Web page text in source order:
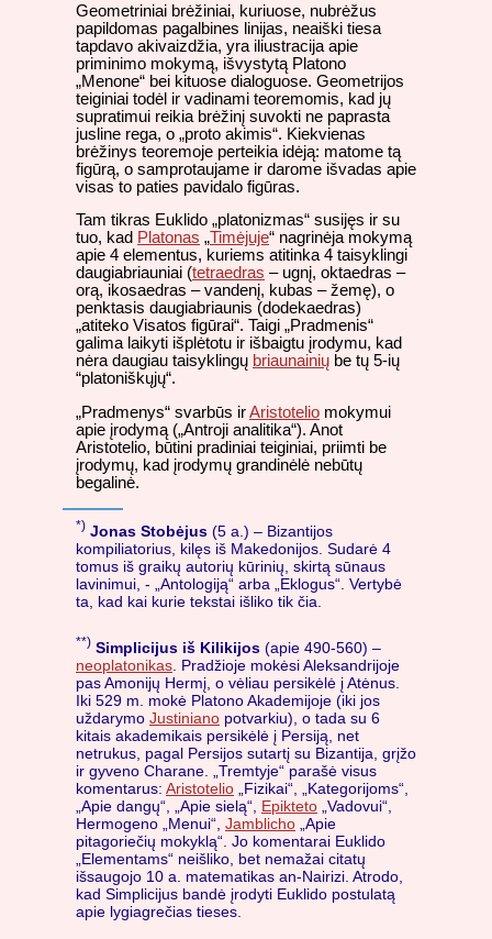
Geometriniai brėžiniai, kuriuose, nubrėžus
papildomas pagalbines linijas, neaiški tiesa
tapdavo akivaizdžia, yra iliustracija apie
priminimo mokymą, išvystytą Platono
„Menone“ bei kituose dialoguose. Geometrijos
teiginiai todėl ir vadinami teoremomis, kad jų
supratimui reikia brėžinį suvokti ne paprasta
jusline rega, o „proto akimis“. Kiekvienas
brėžinys teoremoje perteikia idėją: matome tą
figūrą, o samprotaujame ir darome išvadas apie
visas to paties pavidalo figūras.
Tam tikras Euklido „platonizmas“ susijęs ir su
tuo, kad Platonas „Timėjuje“ nagrinėja mokymą
apie 4 elementus, kuriems atitinka 4 taisyklingi
daugiabriauniai (tetraedras – ugnį, oktaedras –
orą, ikosaedras – vandenį, kubas – žemę), o
penktasis daugiabriaunis (dodekaedras)
„atiteko Visatos figūrai“. Taigi „Pradmenis“
galima laikyti išplėtotu ir išbaigtu įrodymu, kad
nėra daugiau taisyklingų briaunainių be tų 5-ių
“platoniškųjų“.
„Pradmenys“ svarbūs irAristotelio mokymui
apie įrodymą („Antroji analitika“). Anot
Aristotelio, būtini pradiniai teiginiai, priimti be
įrodymų, kad įrodymų grandinėlė nebūtų
begalinė.
*) Jonas Stobėjus (5 a.) – Bizantijos
kompiliatorius, kilęs iš Makedonijos. Sudarė 4
tomus iš graikų autorių kūrinių, skirtą sūnaus
lavinimui, - „Antologiją“ arba „Eklogus“. Vertybė
ta, kad kai kurie tekstai išliko tik čia.
**) Simplicijus iš Kilikijos (apie 490-560) –
neoplatonikas . Pradžioje mokėsi Aleksandrijoje
pas Amonijų Hermį, o vėliau persikėlė į Atėnus.
Iki 529 m. mokė Platono Akademijoje (iki jos
uždarymo Justiniano potvarkiu), o tada su 6
kitais akademikais persikėlė į Persiją, net
netrukus, pagal Persijos sutartį su Bizantija, grįžo
ir gyveno Charane. „Tremtyje“ parašė visus
komentarus: Aristotelio „Fizikai“, „Kategorijoms“,
„Apie dangų“, „Apie sielą“, Epikteto „Vadovui“,
Hermogeno „Menui“, Jamblicho „Apie
pitagoriečių mokyklą“. Jo komentarai Euklido
„Elementams“ neišliko, bet nemažai citatų
išsaugojo 10 a. matematikas an-Nairizi. Atrodo,
kad Simplicijus bandė įrodyti Euklido postulatą
apie lygiagrečias tieses.